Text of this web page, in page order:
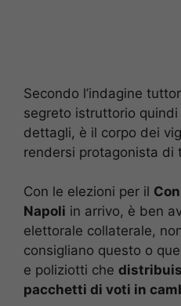
Secondo l’indagine
segreto istruttorio
dettagli, è il corpo dei
rendersi protagonista di
Con le elezioni per il
Napoli in arrivo, è ben
elettorale collaterale,
consigliano questo o
e poliziotti che
pacchetti di voti in